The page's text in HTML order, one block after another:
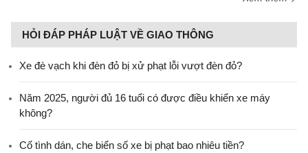
HỎI ĐÁP PHÁP LUẬT VỀ GIAO THÔNG
Xe đè vạch khi đèn đỏ bị xử phạt lỗi vượt đèn đỏ?
Năm 2025, người đủ 16 tuổi có được điều khiển xe máy
không?
Cố tình dán, che biển số xe bị phạt bao nhiêu tiền?